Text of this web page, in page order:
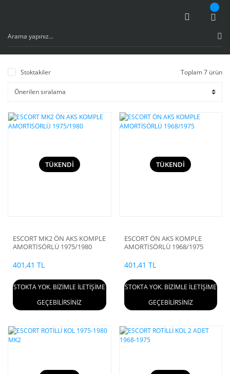
Stoktakiler Toplam 7 ürün
TÜKENDİ
ESCORT MK2 ÖN AKS KOMPLE
AMORTİSÖRLÜ 1975/1980
401,41 TL
STOKTA YOK. BİZİMLE İLETİŞİME
GEÇEBİLİRSİNİZ
TÜKENDİ
ESCORT ÖN AKS KOMPLE
AMORTİSÖRLÜ 1968/1975
401,41 TL
STOKTA YOK. BİZİMLE İLETİŞİME
GEÇEBİLİRSİNİZ